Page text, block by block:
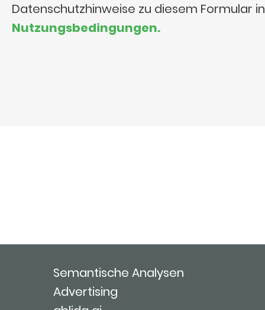
Datenschutzhinweise zu diesem Formular
Nutzungsbedingungen.
Semantische Analysen
Advertising